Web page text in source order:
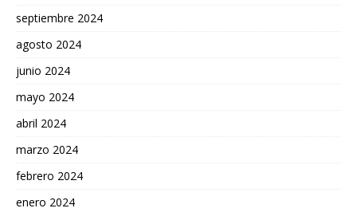
septiembre 2024
agosto 2024
junio 2024
mayo 2024
abril 2024
marzo 2024
febrero 2024
enero 2024